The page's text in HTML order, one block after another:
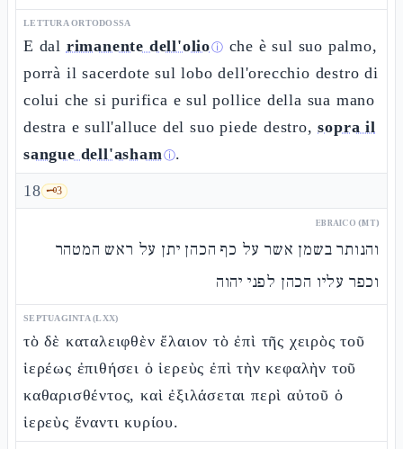
LETTURA ORTODOSSA
E dal rimanente dell'olioⓘ che è sul suo palmo,
porrà il sacerdote sul lobo dell'orecchio destro di
colui che si purifica e sul pollice della sua mano
destra e sull'alluce del suo piede destro,sopra il
sangue dell'ashamⓘ.
18 🗝️3
EBRAICO (MT)
והנותר בשמן אשר על כף הכהן יתן על ראש המטהר
וכפר עליו הכהן לפני יהוה
SEPTUAGINTA (LXX)
τὸ δὲ καταλειφθὲν ἔλαιον τὸ ἐπὶ τῆς χειρὸς τοῦ
ἱερέως ἐπιθήσει ὁ ἱερεὺς ἐπὶ τὴν κεφαλὴν τοῦ
καθαρισθέντος, καὶ ἐξιλάσεται περὶ αὐτοῦ ὁ
ἱερεὺς ἔναντι κυρίου.